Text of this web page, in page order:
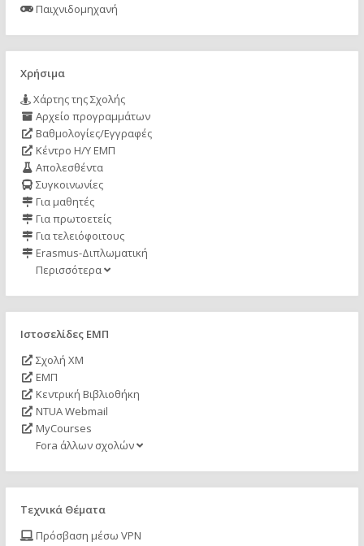
Παιχνιδομηχανή
Χρήσιμα
Χάρτης της Σχολής
Αρχείο προγραμμάτων
Βαθμολογίες/Εγγραφές
Κέντρο Η/Υ ΕΜΠ
Απολεσθέντα
Συγκοινωνίες
Για μαθητές
Για πρωτοετείς
Για τελειόφοιτους
Erasmus-Διπλωματική
Περισσότερα
Ιστοσελίδες ΕΜΠ
Σχολή ΧΜ
ΕΜΠ
Κεντρική Βιβλιοθήκη
NTUA Webmail
MyCourses
Fora άλλων σχολών
Τεχνικά Θέματα
Πρόσβαση μέσω VPN